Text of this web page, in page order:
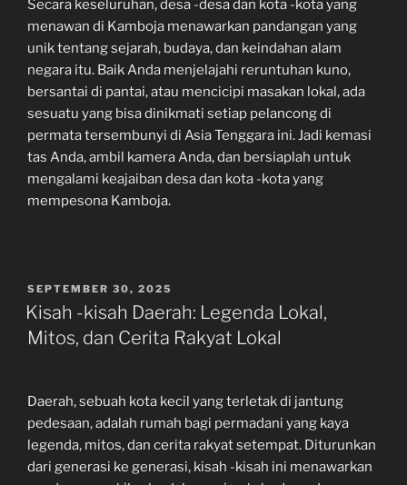
Secara keseluruhan, desa -desa dan kota -kota yang
menawan di Kamboja menawarkan pandangan yang
unik tentang sejarah, budaya, dan keindahan alam
negara itu. Baik Anda menjelajahi reruntuhan kuno,
bersantai di pantai, atau mencicipi masakan lokal, ada
sesuatu yang bisa dinikmati setiap pelancong di
permata tersembunyi di Asia Tenggara ini. Jadi kemasi
tas Anda, ambil kamera Anda, dan bersiaplah untuk
mengalami keajaiban desa dan kota -kota yang
mempesona Kamboja.
POSTED
ON
SEPTEMBER 30, 2025
Kisah -kisah Daerah: Legenda Lokal,
Mitos, dan Cerita Rakyat Lokal
Daerah, sebuah kota kecil yang terletak di jantung
pedesaan, adalah rumah bagi permadani yang kaya
legenda, mitos, dan cerita rakyat setempat. Diturunkan
dari generasi ke generasi, kisah -kisah ini menawarkan